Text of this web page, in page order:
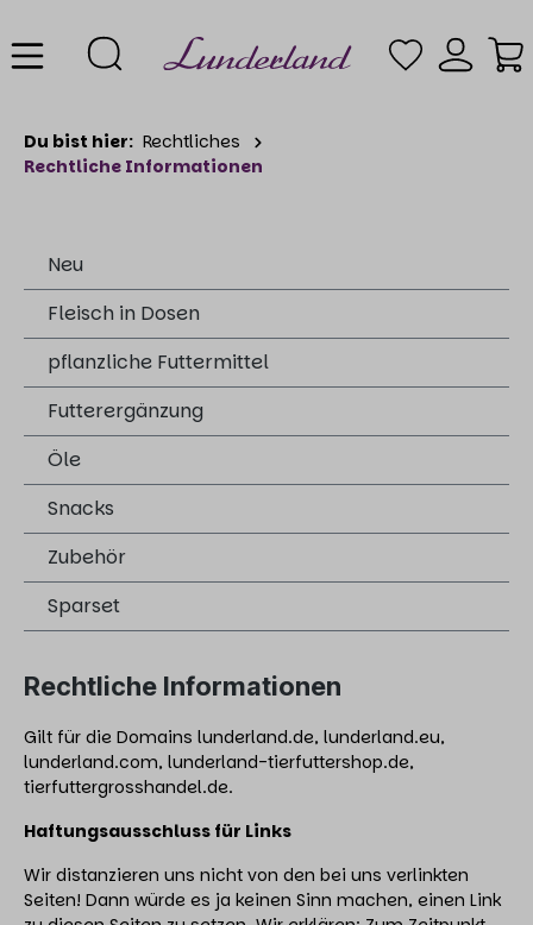
Du bist hier: Rechtliches
Rechtliche Informationen
Neu
Fleisch in Dosen
pflanzliche Futtermittel
Futterergänzung
Öle
Snacks
Zubehör
Sparset
Rechtliche Informationen
Gilt für die Domains lunderland.de, lunderland.eu,
lunderland.com, lunderland-tierfuttershop.de,
tierfuttergrosshandel.de.
Haftungsausschluss für Links
Wir distanzieren uns nicht von den bei uns verlinkten
Seiten! Dann würde es ja keinen Sinn machen, einen Link